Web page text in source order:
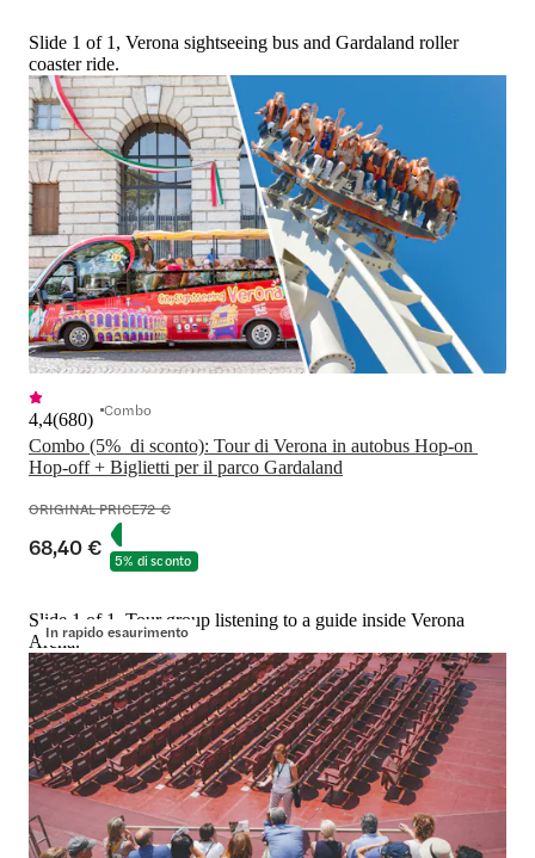
Slide 1 of 1, Verona sightseeing bus and Gardaland roller
coaster ride.
Combo (5%  di sconto): Tour di Verona in autobus Hop-on
Hop-off + Biglietti per il parco Gardaland
4,4(680) Combo
ORIGINAL PRICE72 €
68,40 € 5% di sconto
In rapido esaurimento
Slide 1 of 1, Tour group listening to a guide inside Verona
Arena.